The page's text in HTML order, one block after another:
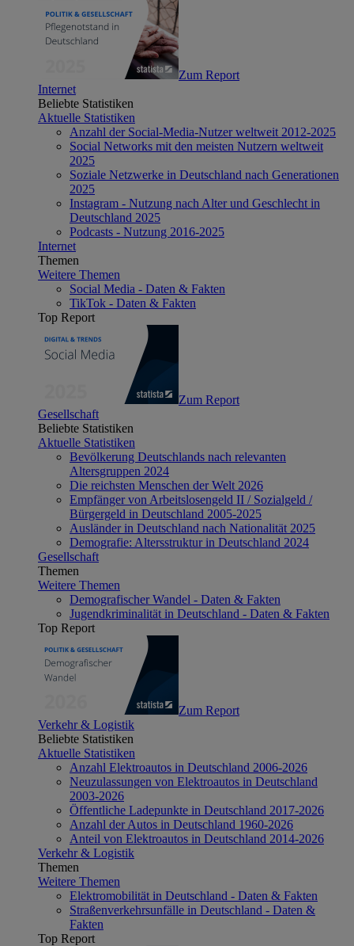
Zum Report
Internet
Beliebte Statistiken
Aktuelle Statistiken
Anzahl der Social-Media-Nutzer weltweit 2012-2025
Social Networks mit den meisten Nutzern weltweit
2025
Soziale Netzwerke in Deutschland nach Generationen
2025
Instagram - Nutzung nach Alter und Geschlecht in
Deutschland 2025
Podcasts - Nutzung 2016-2025
Internet
Themen
Weitere Themen
Social Media - Daten & Fakten
TikTok - Daten & Fakten
Top Report
Zum Report
Gesellschaft
Beliebte Statistiken
Aktuelle Statistiken
Bevölkerung Deutschlands nach relevanten
Altersgruppen 2024
Die reichsten Menschen der Welt 2026
Empfänger von Arbeitslosengeld II / Sozialgeld /
Bürgergeld in Deutschland 2005-2025
Ausländer in Deutschland nach Nationalität 2025
Demografie: Altersstruktur in Deutschland 2024
Gesellschaft
Themen
Weitere Themen
Demografischer Wandel - Daten & Fakten
Jugendkriminalität in Deutschland - Daten & Fakten
Top Report
Zum Report
Verkehr & Logistik
Beliebte Statistiken
Aktuelle Statistiken
Anzahl Elektroautos in Deutschland 2006-2026
Neuzulassungen von Elektroautos in Deutschland
2003-2026
Öffentliche Ladepunkte in Deutschland 2017-2026
Anzahl der Autos in Deutschland 1960-2026
Anteil von Elektroautos in Deutschland 2014-2026
Verkehr & Logistik
Themen
Weitere Themen
Elektromobilität in Deutschland - Daten & Fakten
Straßenverkehrsunfälle in Deutschland - Daten &
Fakten
Top Report